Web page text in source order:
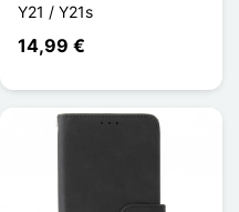
Y21 / Y21s
14,99 €